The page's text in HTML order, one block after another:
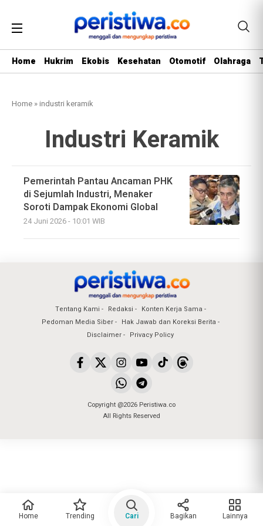
Home Hukrim Ekobis Kesehatan Otomotif Olahraga
Home »industri keramik
Industri Keramik
Pemerintah Pantau Ancaman PHK
di Sejumlah Industri, Menaker
Soroti Dampak Ekonomi Global
24 Juni 2026 - 10:01 WIB
Tentang Kami Redaksi
Konten Kerja Sama
Pedoman Media Siber
Hak Jawab dan Koreksi Berita
Disclaimer
Privacy Policy
Copyright @2026 Peristiwa.co
All Rights Reserved
Home Trending Cari Bagikan Lainnya